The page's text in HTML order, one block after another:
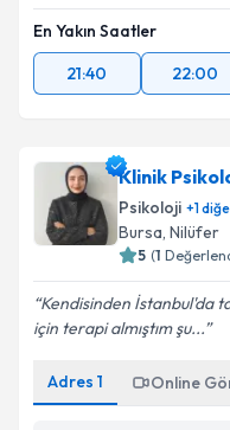
En Yakın Saatler
21:40
22:00
Klinik
Psikoloji +1
Bursa, Nilüfer
5 (1
Kendisinden İstanbul'da
için terapi almıştım şu...
Adres 1 Online